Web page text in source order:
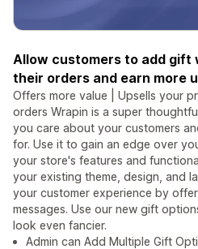
Allow customers to add gift
their orders and earn more
Offers more value | Upsells your
orders Wrapin is a super
you care about your customers
for. Use it to gain an edge over
your store's features and
your existing theme, design, and
your customer experience by
messages. Use our new gift
look even fancier.
Admin can Add Multiple Gift